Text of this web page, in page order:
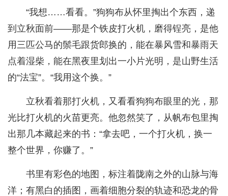
“我想……看看。”狗狗布从怀里掏出个东西，递
到立秋面前——那是个铁皮打火机，磨得锃亮，是他
用三匹公马的鬃毛跟货郎换的，能在暴风雪和暴雨天
点着湿柴，能在黑夜里划出一小片光明，是山野生活
的“法宝”。“我用这个换。”
立秋看着那打火机，又看看狗狗布眼里的光，那
光比打火机的火苗更亮。他忽然笑了，从帆布包里掏
出那几本藏起来的书：“拿去吧，一个打火机，换一
整个世界，你赚了。”
书里有彩色的地图，标注着陇南之外的山脉与海
洋；有黑白的插图，画着细胞分裂的轨迹和恐龙的骨